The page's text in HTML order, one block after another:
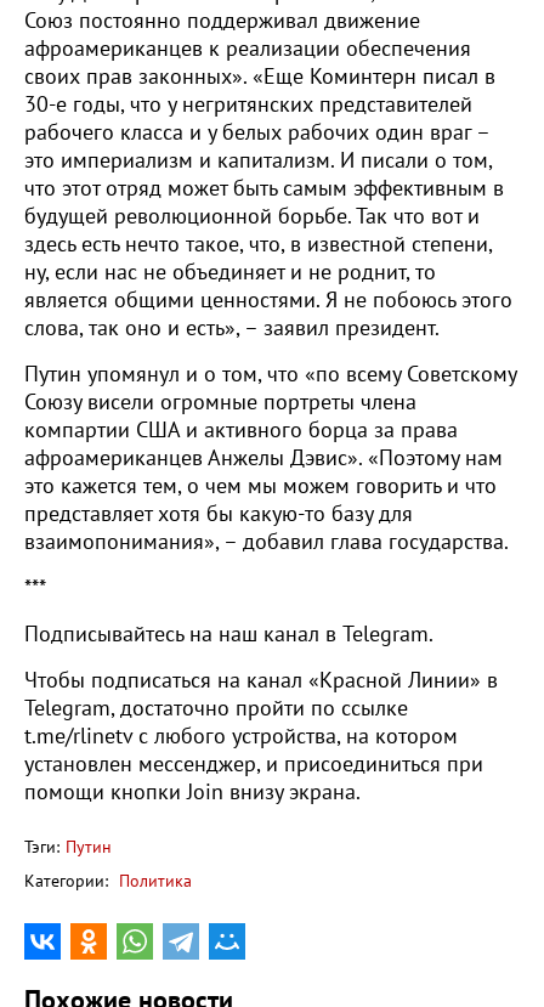
Союз постоянно поддерживал движение
афроамериканцев к реализации обеспечения
своих прав законных». «Еще Коминтерн писал в
30-е годы, что у негритянских представителей
рабочего класса и у белых рабочих один враг –
это империализм и капитализм. И писали о том,
что этот отряд может быть самым эффективным в
будущей революционной борьбе. Так что вот и
здесь есть нечто такое, что, в известной степени,
ну, если нас не объединяет и не роднит, то
является общими ценностями. Я не побоюсь этого
слова, так оно и есть», – заявил президент.
Путин упомянул и о том, что «по всему Советскому
Союзу висели огромные портреты члена
компартии США и активного борца за права
афроамериканцев Анжелы Дэвис». «Поэтому нам
это кажется тем, о чем мы можем говорить и что
представляет хотя бы какую-то базу для
взаимопонимания», – добавил глава государства.
***
Подписывайтесь на наш канал в Telegram.
Чтобы подписаться на канал «Красной Линии» в
Telegram, достаточно пройти по ссылке
t.me/rlinetv с любого устройства, на котором
установлен мессенджер, и присоединиться при
помощи кнопки Join внизу экрана.
Тэги: Путин
Категории: Политика